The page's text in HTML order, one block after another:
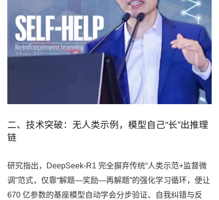
二、技术突破：无人类示例，模型自己“长”出推理
链
研究指出，DeepSeek-R1 完全摒弃传统“人类示范+监督微
调”范式，仅靠“解题—奖励—再解题”的强化学习循环，便让
670 亿参数的基座模型自动学会分步验证、自我纠错与反